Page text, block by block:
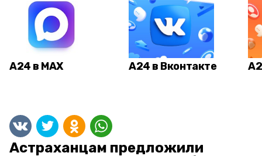
А24 в MAX А24 в Вконтакте
Астраханцам предложили